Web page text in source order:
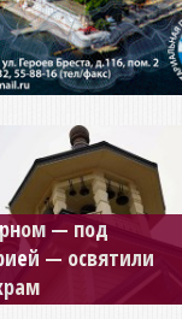
монастырь Косьмы
в Крыму вновь
посещения